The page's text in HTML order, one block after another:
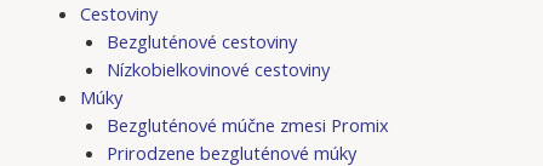
Cestoviny
Bezgluténové cestoviny
Nízkobielkovinové cestoviny
Múky
Bezgluténové múčne zmesi Promix
Prirodzene bezgluténové múky